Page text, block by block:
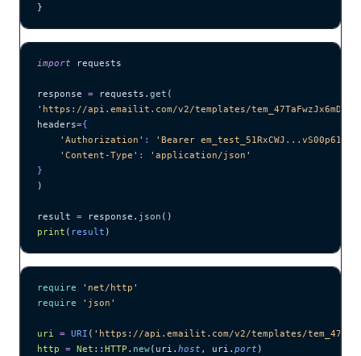
}
import requests
response = requests. get (
' https://api.emailit.com/v2/templates/
headers={
    '
Authorization ' : ' Bearer
    '
Content-Type ' : ' application/json '
}
)
result = response. json ()
print ( result )
require ' net/http '
require ' json '
uri = URI ( ' https://api.emailit.com/v2/templates/
http = Net :: HTTP . new(uri. host , uri. port )